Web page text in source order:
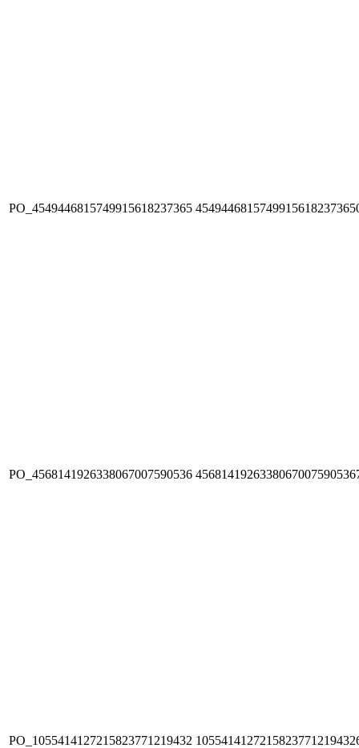
PO_4549446815749915618237365
PO_4568141926338067007590536
PO_1055414127215823771219432